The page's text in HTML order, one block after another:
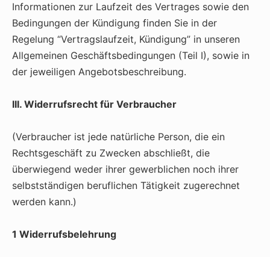
Informationen zur Laufzeit des Vertrages sowie den
Bedingungen der Kündigung finden Sie in der
Regelung “Vertragslaufzeit, Kündigung” in unseren
Allgemeinen Geschäftsbedingungen (Teil I), sowie in
der jeweiligen Angebotsbeschreibung.
III. Widerrufsrecht für Verbraucher
(Verbraucher ist jede natürliche Person, die ein
Rechtsgeschäft zu Zwecken abschließt, die
überwiegend weder ihrer gewerblichen noch ihrer
selbstständigen beruflichen Tätigkeit zugerechnet
werden kann.)
1 Widerrufsbelehrung